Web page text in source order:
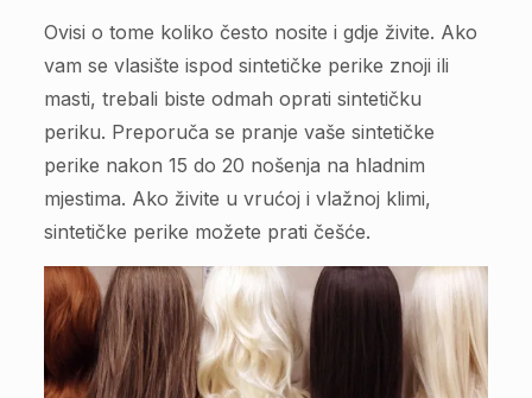
Ovisi o tome koliko često nosite i gdje živite. Ako
vam se vlasište ispod sintetičke perike znoji ili
masti, trebali biste odmah oprati sintetičku
periku. Preporuča se pranje vaše sintetičke
perike nakon 15 do 20 nošenja na hladnim
mjestima. Ako živite u vrućoj i vlažnoj klimi,
sintetičke perike možete prati češće.